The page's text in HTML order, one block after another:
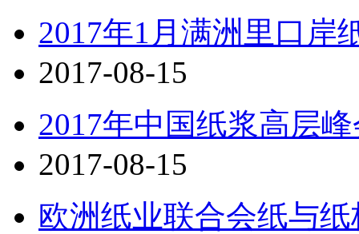
2017年1月满洲里口岸
2017-08-15
2017年中国纸浆高层
2017-08-15
欧洲纸业联合会纸与